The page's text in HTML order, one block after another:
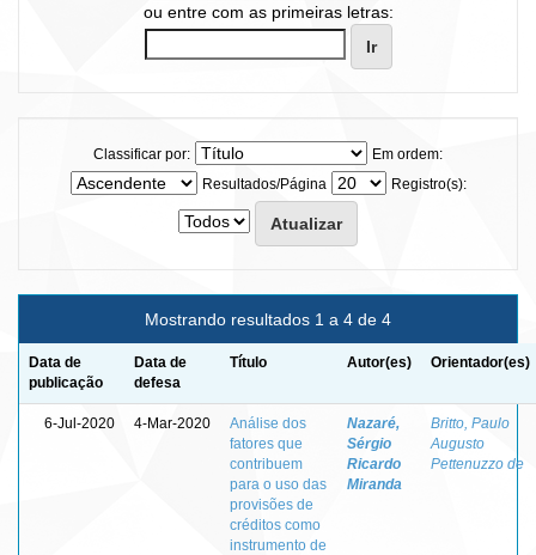
ou entre com as primeiras letras:
Classificar por:
Em ordem:
Resultados/Página
Registro(s):
Mostrando resultados 1 a 4 de 4
Data de
publicação
Data de
defesa
Título Autor(es) Orientador(es)
6-Jul-2020 4-Mar-2020
Análise dos
fatores que
contribuem
para o uso das
provisões de
créditos como
instrumento de
Nazaré,
Sérgio
Ricardo
Miranda
Britto, Paulo
Augusto
Pettenuzzo de